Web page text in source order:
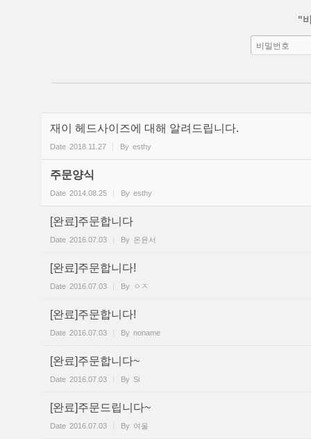
"
비밀번호
재이 헤드사이즈에 대해 알려드립니다.
Date 2018.11.27 By esthy
주문양식
Date 2014.08.25 By esthy
[완료]주문합니다
Date 2016.07.03 By 온윤서
[완료]주문합니다!
Date 2016.07.03 By ㅇㅈ
[완료]주문합니다!
Date 2016.07.03 By noname
[완료]주문합니다~
Date 2016.07.03 By Si
[완료]주문드립니다~
Date 2016.07.03 By 여울